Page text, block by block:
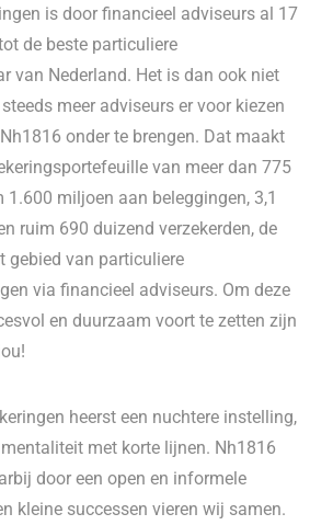
is door financieel adviseurs al 17
de beste particuliere
van Nederland. Het is dan ook niet
meer adviseurs er voor kiezen
onder te brengen. Dat maakt
van meer dan 775
1.600 miljoen aan beleggingen, 3,1
ruim 690 duizend verzekerden, de
gebied van particuliere
via financieel adviseurs. Om deze
en duurzaam voort te zetten zijn
heerst een nuchtere instelling,
met korte lijnen. Nh1816
door een open en informele
kleine successen vieren wij samen.